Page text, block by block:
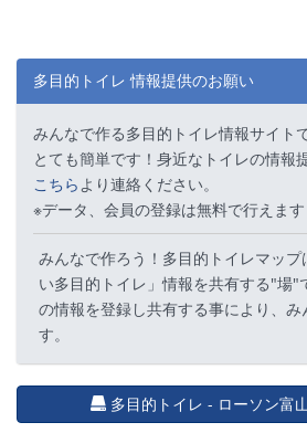
多目的トイレ 情報提供のお願い
みんなで作る多目的トイレ情報サイト
とても簡単です！身近なトイレの情報
こちらより連絡ください。
※データ、会員の登録は無料で行えます
みんなで作ろう！多目的トイレマッ
い多目的トイレ」情報を共有する"場"
の情報を登録し共有する事により、み
す。
多目的トイレ - ローソン富